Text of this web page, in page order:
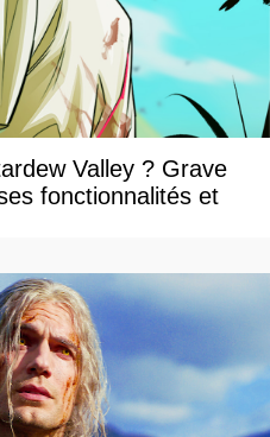
Valley ? Grave
fonctionnalités et